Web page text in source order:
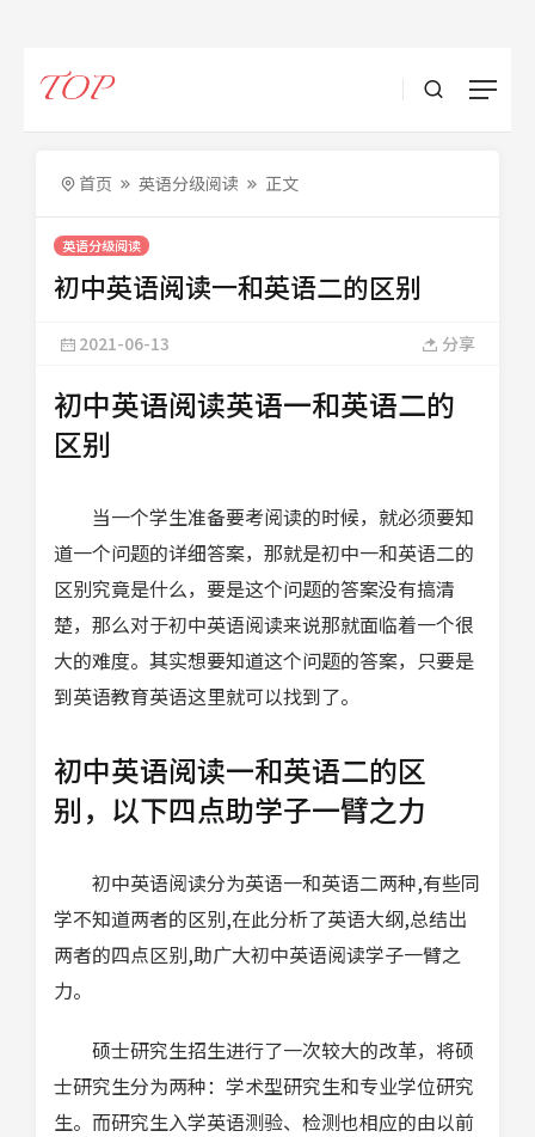
首页 英语分级阅读 正文
英语分级阅读
初中英语阅读一和英语二的区别
2021-06-13 分享
初中英语阅读英语一和英语二的
区别
当一个学生准备要考阅读的时候，就必须要知
道一个问题的详细答案，那就是初中一和英语二的
区别究竟是什么，要是这个问题的答案没有搞清
楚，那么对于初中英语阅读来说那就面临着一个很
大的难度。其实想要知道这个问题的答案，只要是
到英语教育英语这里就可以找到了。
初中英语阅读一和英语二的区
别，以下四点助学子一臂之力
初中英语阅读分为英语一和英语二两种,有些同
学不知道两者的区别,在此分析了英语大纲,总结出
两者的四点区别,助广大初中英语阅读学子一臂之
力。
硕士研究生招生进行了一次较大的改革，将硕
士研究生分为两种：学术型研究生和专业学位研究
生。而研究生入学英语测验、检测也相应的由以前